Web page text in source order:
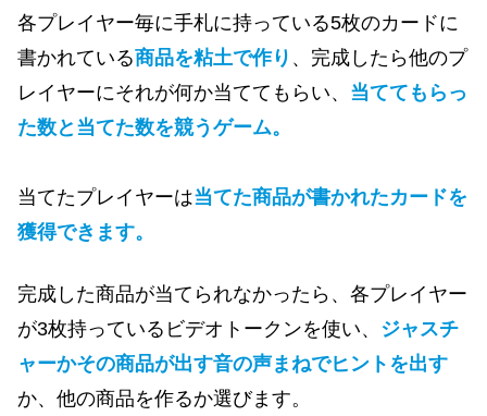
各プレイヤー毎に手札に持っている5枚のカードに
書かれている商品を粘土で作り 、完成したら他のプ
レイヤーにそれが何か当ててもらい、 当ててもらっ
た数と当てた数を競うゲーム。
当てたプレイヤーは当てた商品が書かれたカードを
獲得できます。
完成した商品が当てられなかったら、各プレイヤー
が3枚持っているビデオトークンを使い、 ジャスチ
ャーかその商品が出す音の声まねでヒントを出す
か、他の商品を作るか選びます。